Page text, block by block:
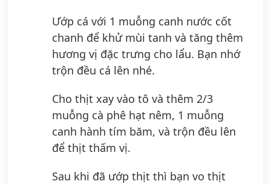
Ướp cá với 1 muỗng canh nước cốt
chanh để khử mùi tanh và tăng thêm
hương vị đặc trưng cho lẩu. Bạn nhớ
trộn đều cá lên nhé.
Cho thịt xay vào tô và thêm 2/3
muỗng cà phê hạt nêm, 1 muỗng
canh hành tím băm, và trộn đều lên
để thịt thấm vị.
Sau khi đã ướp thịt thì bạn vo thịt